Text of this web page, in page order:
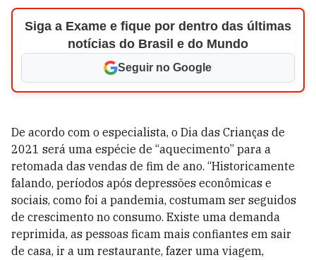
Siga a Exame e fique por dentro das últimas
notícias do Brasil e do Mundo
Seguir no Google
De acordo com o especialista, o Dia das Crianças de
2021 será uma espécie de “aquecimento” para a
retomada das vendas de fim de ano. “Historicamente
falando, períodos após depressões econômicas e
sociais, como foi a pandemia, costumam ser seguidos
de crescimento no consumo. Existe uma demanda
reprimida, as pessoas ficam mais confiantes em sair
de casa, ir a um restaurante, fazer uma viagem,